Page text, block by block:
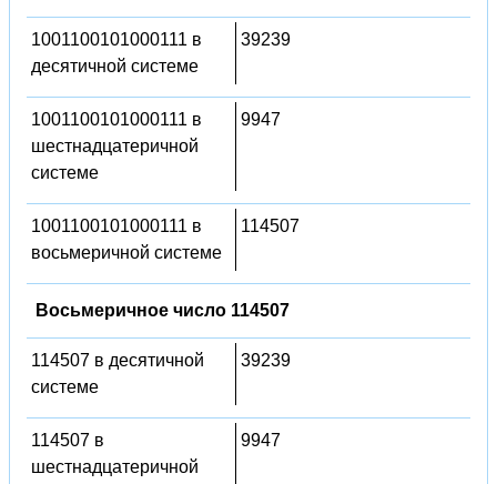
1001100101000111 в
десятичной системе
39239
1001100101000111 в
шестнадцатеричной
системе
9947
1001100101000111 в
восьмеричной системе
114507
Восьмеричное число 114507
114507 в десятичной
системе
39239
114507 в
шестнадцатеричной
9947